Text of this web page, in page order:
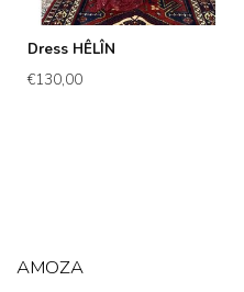
Dress HÊLÎN
€130,00
AMOZA